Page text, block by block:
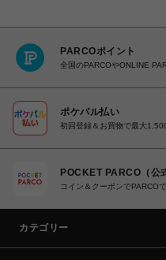
PARCOポイント
全国のPARCOやONLINE
ポケパル払い
初回登録＆お買物で最大
POCKET PARCO（公
コイン＆クーポンでPARCO
カテゴリー